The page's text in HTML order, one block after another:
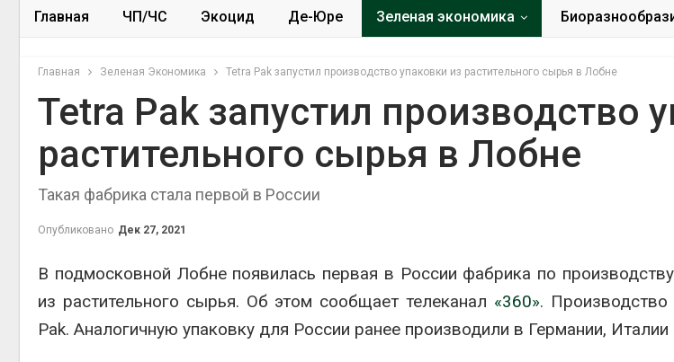
Главная ЧП/ЧС Экоцид Де-Юре Зеленая экономика
Главная Зеленая Экономика Tetra Pak запустил производство упаковки из растительного сырья в Лобне
Tetra Pak запустил производство
растительного сырья в Лобне
Такая фабрика стала первой в России
Опубликовано Дек 27, 2021
В подмосковной Лобне появилась первая в России фабрика по
из растительного сырья. Об этом сообщает телеканал «360».
Pak. Аналогичную упаковку для России ранее производили в Германии, Италии
В Домодедове
ликвидируют
Изменение климата
по всему миру
Авг 6, 2026 Авг 6,